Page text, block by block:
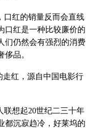
口红的销量反而会直线
口红是一种比较廉价的
们仍然会有强烈的消费
品。
走红，源自中国电影行
联想起20世纪二三十年
都沉寂趋冷，好莱坞的